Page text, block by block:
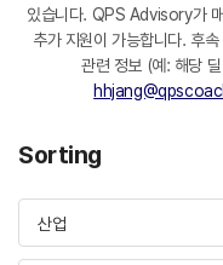
있습니다. QPS Advisory가
추가 지원이 가능합니다. 후
관련 정보 (예: 해당
Sorting
산업